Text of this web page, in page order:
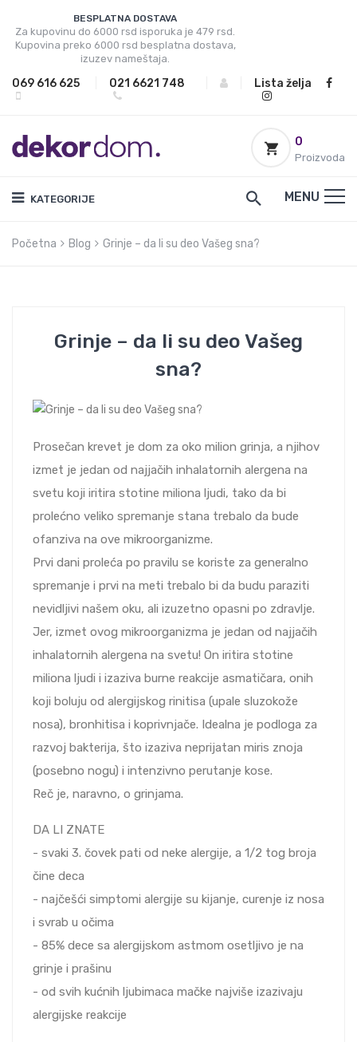
BESPLATNA DOSTAVA
Za kupovinu do 6000 rsd isporuka je 479 rsd.
Kupovina preko 6000 rsd besplatna dostava,
izuzev nameštaja.
069 616 625 021 6621 748 Lista želja
0
Proizvoda
KATEGORIJE MENU
Početna Blog Grinje – da li su deo Vašeg sna?
Grinje – da li su deo Vašeg
sna?
Prosečan krevet je dom za oko milion grinja, a njihov
izmet je jedan od najjačih inhalatornih alergena na
svetu koji iritira stotine miliona ljudi, tako da bi
prolećno veliko spremanje stana trebalo da bude
ofanziva na ove mikroorganizme.
Prvi dani proleća po pravilu se koriste za generalno
spremanje i prvi na meti trebalo bi da budu paraziti
nevidljivi našem oku, ali izuzetno opasni po zdravlje.
Jer, izmet ovog mikroorganizma je jedan od najjačih
inhalatornih alergena na svetu! On iritira stotine
miliona ljudi i izaziva burne reakcije asmatičara, onih
koji boluju od alergijskog rinitisa (upale sluzokože
nosa), bronhitisa i koprivnjače. Idealna je podloga za
razvoj bakterija, što izaziva neprijatan miris znoja
(posebno nogu) i intenzivno perutanje kose.
Reč je, naravno, o grinjama.
DA LI ZNATE
- svaki 3. čovek pati od neke alergije, a 1/2 tog broja
čine deca
- najčešći simptomi alergije su kijanje, curenje iz nosa
i svrab u očima
- 85% dece sa alergijskom astmom osetljivo je na
grinje i prašinu
- od svih kućnih ljubimaca mačke najviše izazivaju
alergijske reakcije